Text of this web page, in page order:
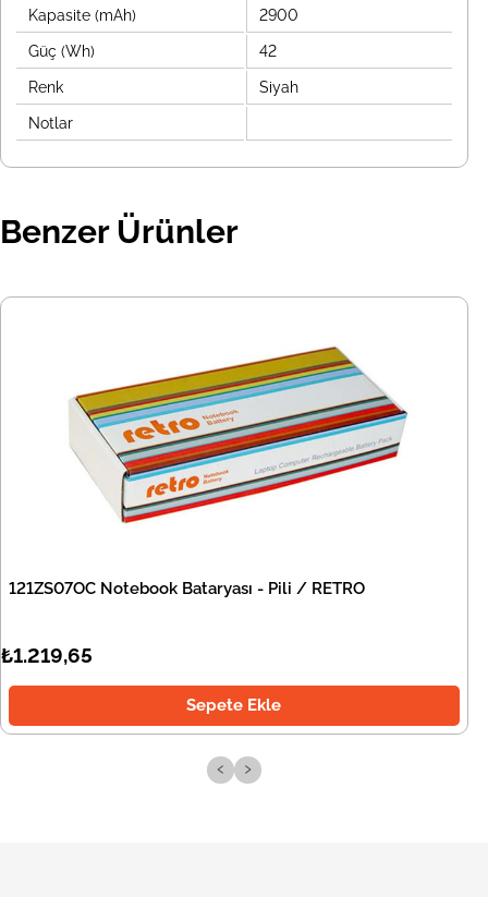
Kapasite (mAh) 2900
Güç (Wh) 42
Renk Siyah
Notlar
Benzer Ürünler
121ZS07OC Notebook Bataryası - Pili / RETRO
₺1.219,65
Sepete Ekle
‹ ›